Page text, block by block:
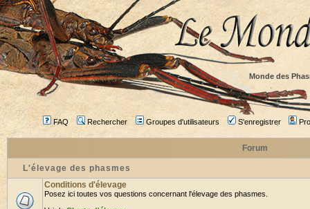
Monde des
FAQ Rechercher Groupes d'utilisateurs S'enregistrer
Forum
L'élevage des phasmes
Conditions d'élevage
Posez ici toutes vos questions concernant l'élevage des phasmes.